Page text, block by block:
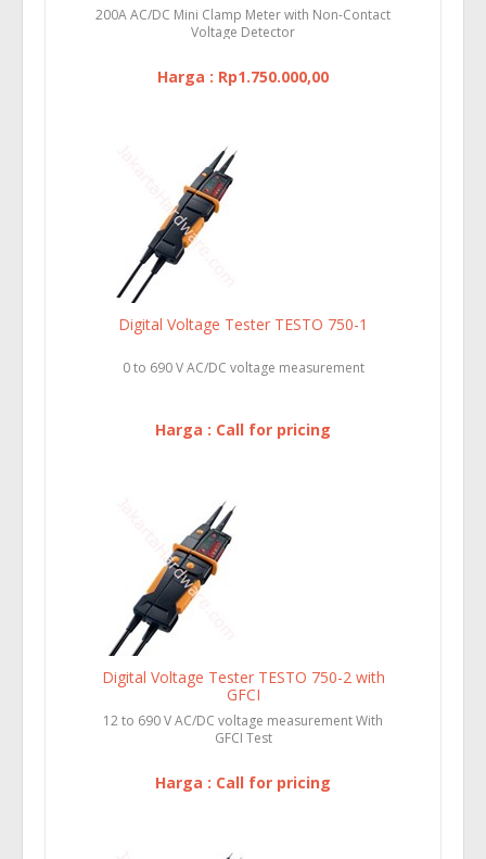
200A AC/DC Mini Clamp Meter with Non-Contact
Voltage Detector
Harga : Rp1.750.000,00
Digital Voltage Tester TESTO 750-1
0 to 690 V AC/DC voltage measurement
Harga : Call for pricing
Digital Voltage Tester TESTO 750-2 with
GFCI
12 to 690 V AC/DC voltage measurement With
GFCI Test
Harga : Call for pricing